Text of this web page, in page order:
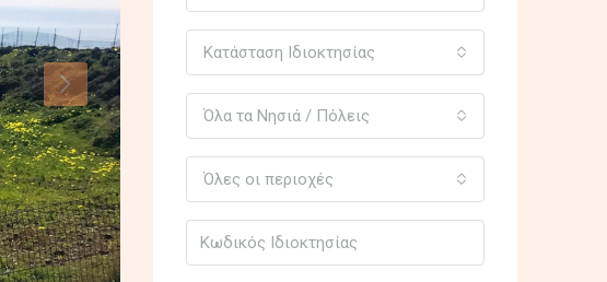
Κατάσταση Ιδιοκτησίας
Όλα τα Νησιά / Πόλεις
Όλες οι περιοχές